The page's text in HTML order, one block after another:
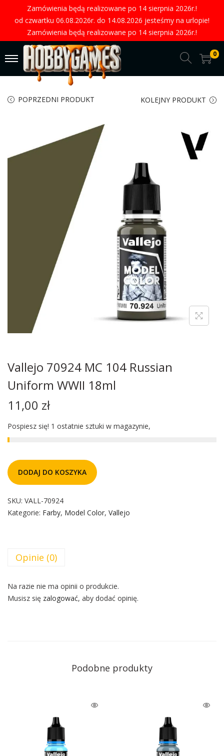
Zamówienia będą realizowane po 14 sierpnia 2026r.!
od czwartku 06.08.2026r. do 14.08.2026 jesteśmy na urlopie!
Zamówienia będą realizowane po 14 sierpnia 2026r.!
0
POPRZEDNI PRODUKT KOLEJNY PRODUKT
Vallejo 70924 MC 104 Russian
Uniform WWII 18ml
11,00 zł
Pospiesz się! 1 ostatnie sztuki w magazynie,
DODAJ DO KOSZYKA
SKU: VALL-70924
Kategorie: Farby, Model Color, Vallejo
Opinie (0)
Na razie nie ma opinii o produkcie.
Musisz się zalogować, aby dodać opinię.
Podobne produkty